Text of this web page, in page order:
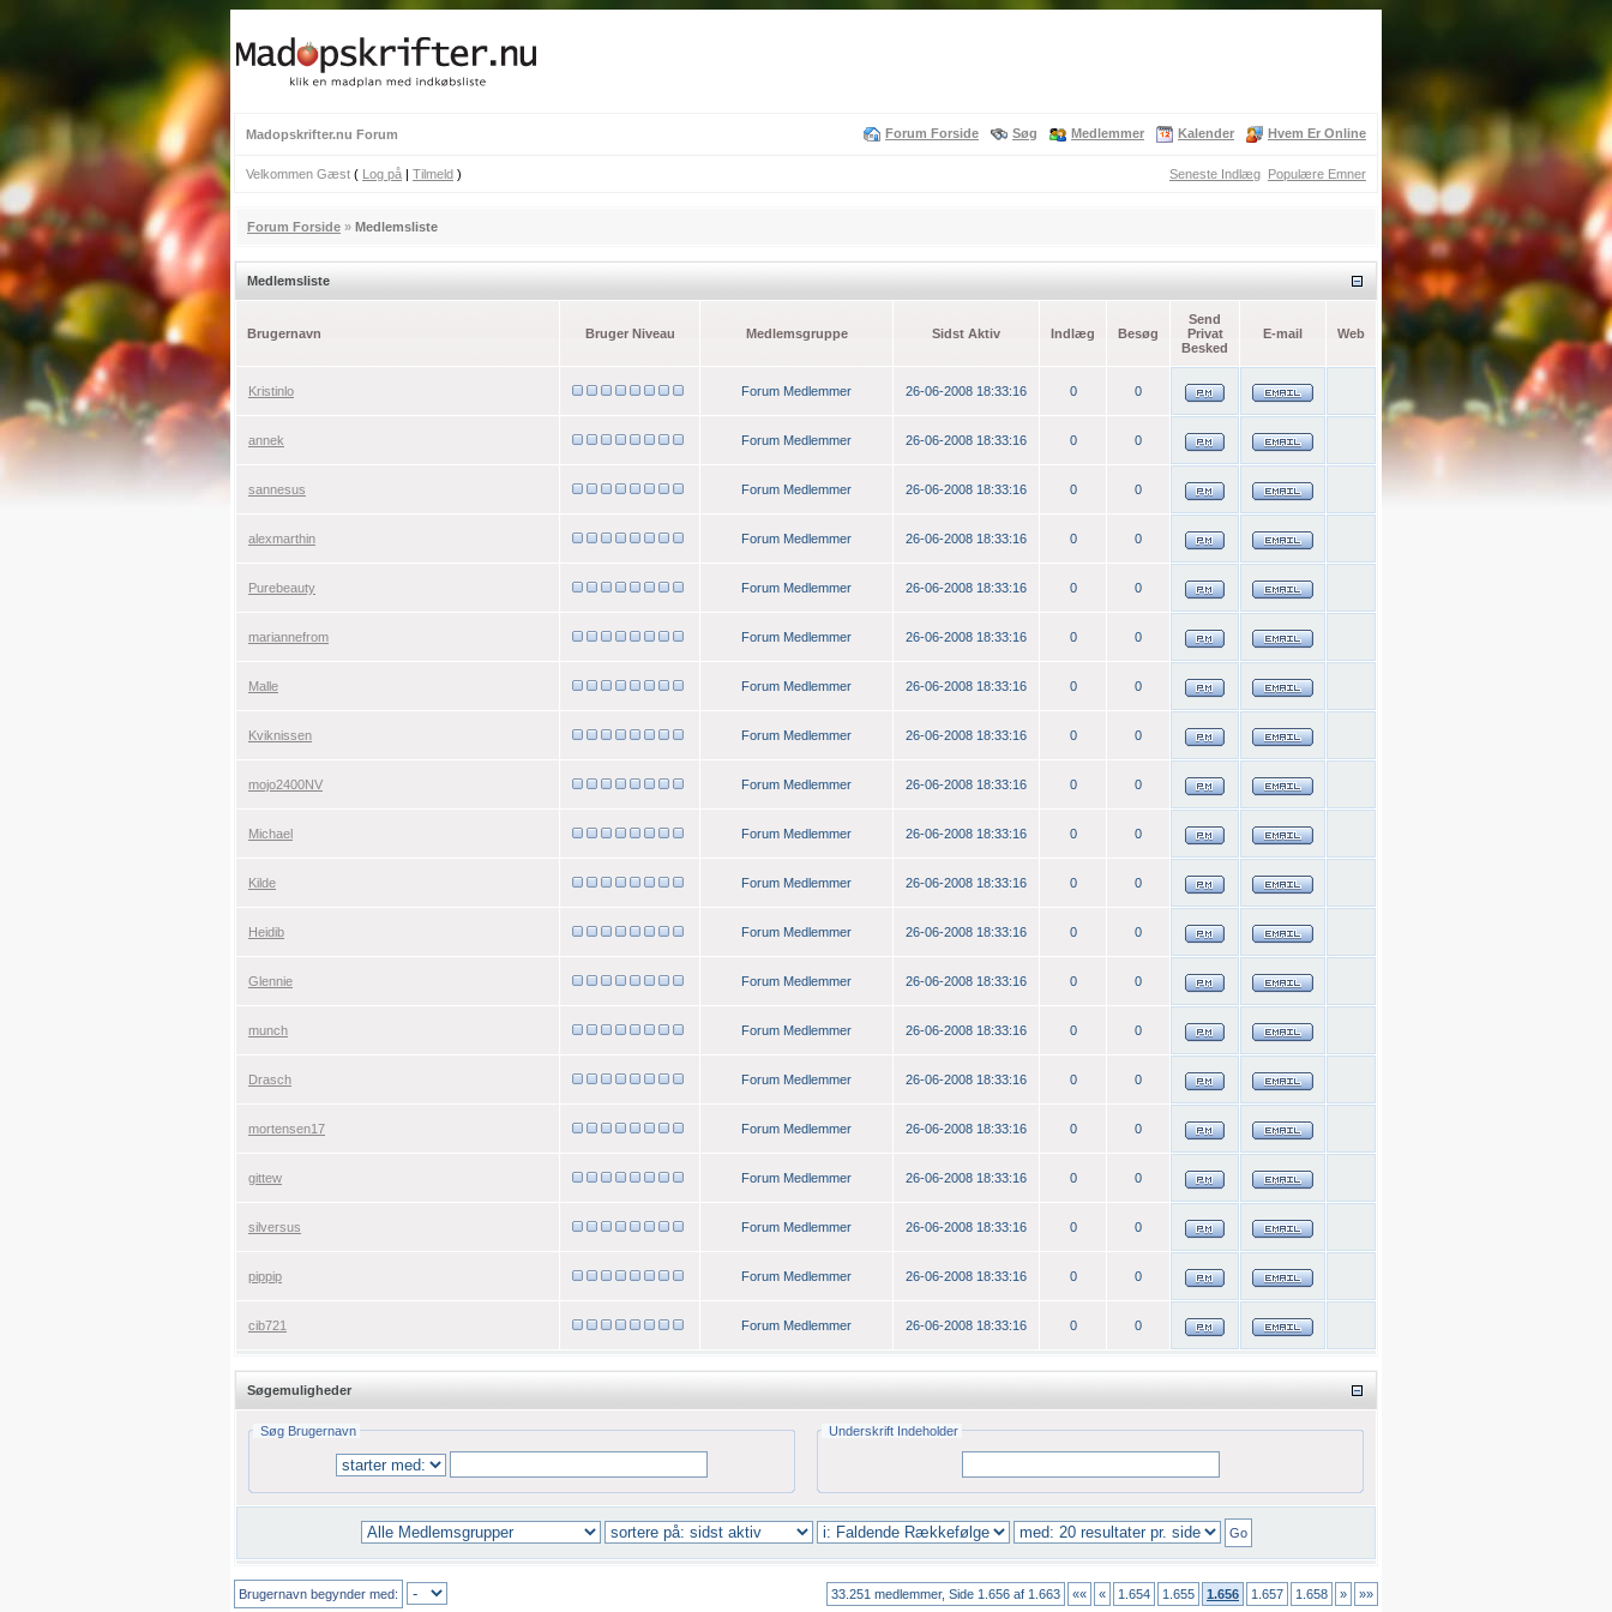
Madopskrifter.nu Forum Forum Forside Søg Medlemmer Kalender Hvem Er Online
Velkommen Gæst ( Log på | Tilmeld ) Seneste Indlæg Populære Emner
Forum Forside » Medlemsliste
Medlemsliste
Brugernavn Bruger Niveau Medlemsgruppe Sidst Aktiv Indlæg Besøg
Send
Privat
Besked
E-mail Web
Kristinlo Forum Medlemmer 26-06-2008 18:33:16 0 0
annek Forum Medlemmer 26-06-2008 18:33:16 0 0
sannesus Forum Medlemmer 26-06-2008 18:33:16 0 0
alexmarthin Forum Medlemmer 26-06-2008 18:33:16 0 0
Purebeauty Forum Medlemmer 26-06-2008 18:33:16 0 0
mariannefrom Forum Medlemmer 26-06-2008 18:33:16 0 0
Malle Forum Medlemmer 26-06-2008 18:33:16 0 0
Kviknissen Forum Medlemmer 26-06-2008 18:33:16 0 0
mojo2400NV Forum Medlemmer 26-06-2008 18:33:16 0 0
Michael Forum Medlemmer 26-06-2008 18:33:16 0 0
Kilde Forum Medlemmer 26-06-2008 18:33:16 0 0
Heidib Forum Medlemmer 26-06-2008 18:33:16 0 0
Glennie Forum Medlemmer 26-06-2008 18:33:16 0 0
munch Forum Medlemmer 26-06-2008 18:33:16 0 0
Drasch Forum Medlemmer 26-06-2008 18:33:16 0 0
mortensen17 Forum Medlemmer 26-06-2008 18:33:16 0 0
gittew Forum Medlemmer 26-06-2008 18:33:16 0 0
silversus Forum Medlemmer 26-06-2008 18:33:16 0 0
pippip Forum Medlemmer 26-06-2008 18:33:16 0 0
cib721 Forum Medlemmer 26-06-2008 18:33:16 0 0
Søgemuligheder
Søg Brugernavn Underskrift Indeholder
33.251 medlemmer, Side 1.656 af 1.663 «« « 1.654 1.655 1.656 1.657 1.658 » »»